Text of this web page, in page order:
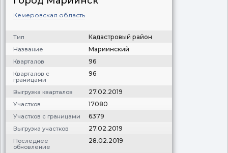
Кемеровская область
Тип Кадастровый район
Название Мариинский
Кварталов 96
Кварталов с
границами
96
Выгрузка кварталов 27.02.2019
Участков 17080
Участков с границами 6379
Выгрузка участков 27.02.2019
Последнее
обновление
28.02.2019